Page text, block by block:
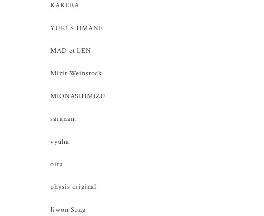
KAKERA
YUKI SHIMANE
MAD et LEN
Mirit Weinstock
MIONASHIMIZU
saranam
vyuha
oira
physis original
Jiwon Song